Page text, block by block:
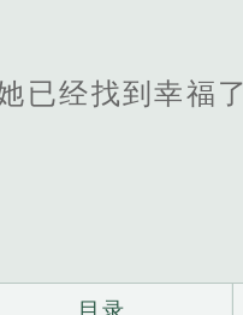
已经找到幸福了